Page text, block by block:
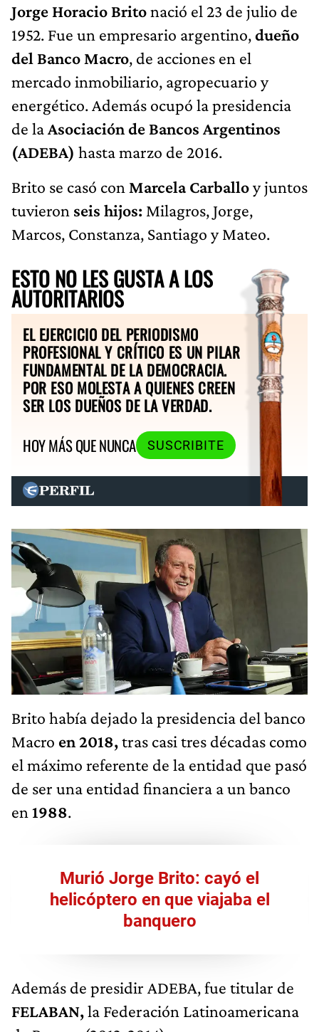
Jorge Horacio Britonació el 23 de julio de
1952. Fue un empresario argentino,dueño
del Banco Macro, de acciones en el
mercado inmobiliario, agropecuario y
energético. Además ocupó la presidencia
de laAsociación de Bancos Argentinos
(ADEBA) hasta marzo de 2016.
Brito se casó con Marcela Carballoy juntos
tuvieron seis hijos: Milagros, Jorge,
Marcos, Constanza, Santiago y Mateo.
ESTO NO LES GUSTA A LOS
AUTORITARIOS
EL EJERCICIO DEL PERIODISMO
PROFESIONAL Y CRÍTICO ES UN PILAR
FUNDAMENTAL DE LA DEMOCRACIA.
POR ESO MOLESTA A QUIENES CREEN
SER LOS DUEÑOS DE LA VERDAD.
HOY MÁS QUE NUNCA
SUSCRIBITE
Brito había dejado la presidencia del banco
Macro en 2018,tras casi tres décadas como
el máximo referente de la entidad que pasó
de ser una entidad financiera a un banco
en 1988.
Murió Jorge Brito: cayó el
helicóptero en que viajaba el
banquero
Además de presidir ADEBA, fue titular de
FELABAN,la Federación Latinoamericana